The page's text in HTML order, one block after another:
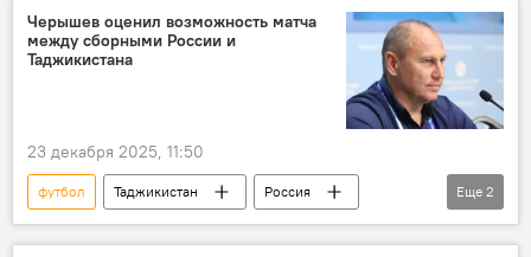
отставки и назначения
Игорь Черевченко
тренер
Черышев оценил возможность матча
между сборными России и
Таджикистана
23 декабря 2025, 11:50
футбол Таджикистан
Россия
Таджикистан: свежие новости спорта
Спорт
Еще 2